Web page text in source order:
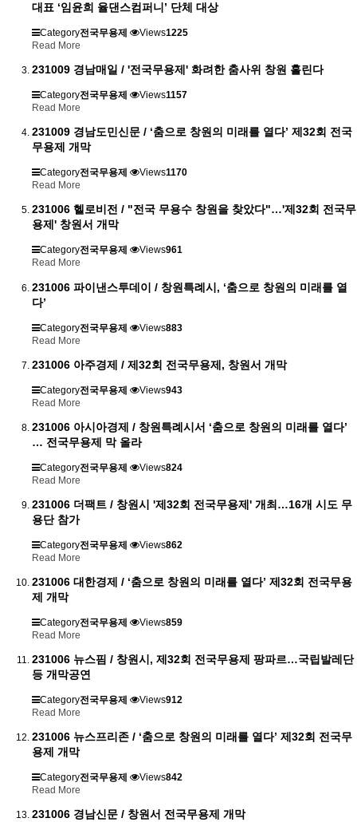
대표 ‘임윤희 율댄스컴퍼니’ 단체 대상
Category전국무용제 Views1225
Read More
231009 경남매일 / '전국무용제' 화려한 춤사위 창원 홀린다
Category전국무용제 Views1157
Read More
231009 경남도민신문 / ‘춤으로 창원의 미래를 열다’ 제32회 전국
무용제 개막
Category전국무용제 Views1170
Read More
231006 헬로비전 / "전국 무용수 창원을 찾았다"…'제32회 전국무
용제' 창원서 개막
Category전국무용제 Views961
Read More
231006 파이낸스투데이 / 창원특례시, ‘춤으로 창원의 미래를 열
다’
Category전국무용제 Views883
Read More
231006 아주경제 / 제32회 전국무용제, 창원서 개막
Category전국무용제 Views943
Read More
231006 아시아경제 / 창원특례시서 ‘춤으로 창원의 미래를 열다’
… 전국무용제 막 올라
Category전국무용제 Views824
Read More
231006 더팩트 / 창원시 '제32회 전국무용제' 개최…16개 시도 무
용단 참가
Category전국무용제 Views862
Read More
231006 대한경제 / ‘춤으로 창원의 미래를 열다’ 제32회 전국무용
제 개막
Category전국무용제 Views859
Read More
231006 뉴스핌 / 창원시, 제32회 전국무용제 팡파르…국립발레단
등 개막공연
Category전국무용제 Views912
Read More
231006 뉴스프리존 / ‘춤으로 창원의 미래를 열다’ 제32회 전국무
용제 개막
Category전국무용제 Views842
Read More
231006 경남신문 / 창원서 전국무용제 개막